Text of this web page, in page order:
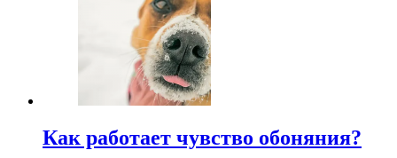
Как работает чувство обоняния?